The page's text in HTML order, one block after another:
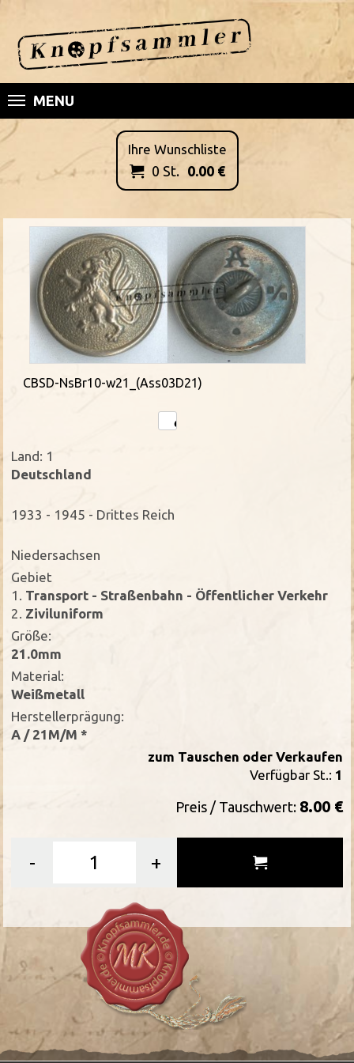
MENU
Ihre Wunschliste
 0 St. 0.00€
CBSD-NsBr10-w21_(Ass03D21)
Land: 1
Deutschland
1933 - 1945 - Drittes Reich
Niedersachsen
Gebiet
1. Transport - Straßenbahn - Öffentlicher Verkehr
2. Ziviluniform
Größe:
21.0mm
Material:
Weißmetall
Herstellerprägung:
A / 21M/M *
zum Tauschen oder Verkaufen
Verfügbar St.: 1
Preis / Tauschwert: 8.00 €
- +